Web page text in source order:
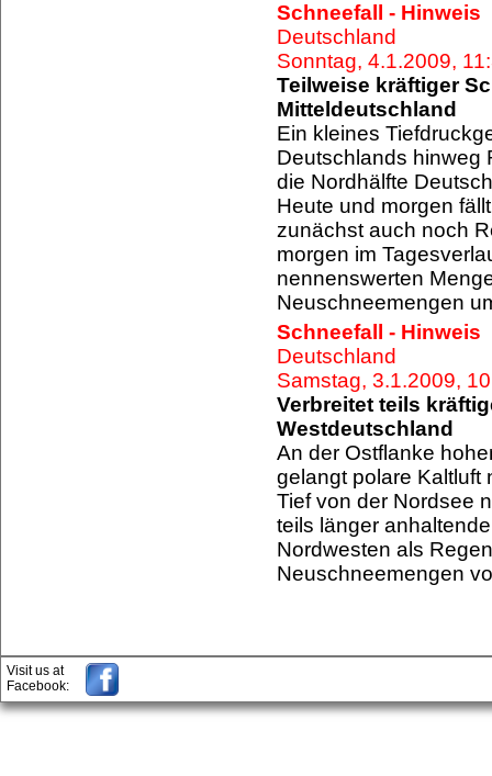
Schneefall - Hinweis
Deutschland
Sonntag, 4.1.2009,
Teilweise kräftiger
Mitteldeutschland
Ein kleines
Deutschlands hinweg
die Nordhälfte
Heute und morgen
zunächst auch noch
morgen im
nennenswerten
Neuschneemengen
Schneefall - Hinweis
Deutschland
Samstag, 3.1.2009,
Verbreitet teils
Westdeutschland
An der Ostflanke
gelangt polare Kaltluft
Tief von der Nordsee
teils länger
Nordwesten als
Neuschneemengen
Visit us at
Facebook: